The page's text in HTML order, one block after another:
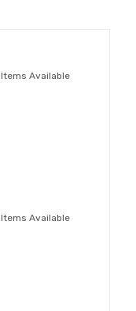
Items Available
Items Available